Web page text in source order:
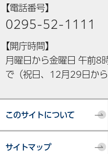
【電話番号】
0295-52-1111
【開庁時間】
月曜日から金曜日 午前8
で（祝日、12月29日か
このサイトについて
サイトマップ